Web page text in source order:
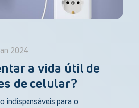
2024
a vida útil de
de celular?
indispensáveis para o